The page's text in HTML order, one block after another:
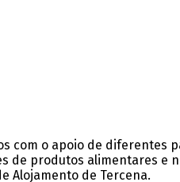
com o apoio de diferentes
de produtos alimentares e
Alojamento de Tercena.